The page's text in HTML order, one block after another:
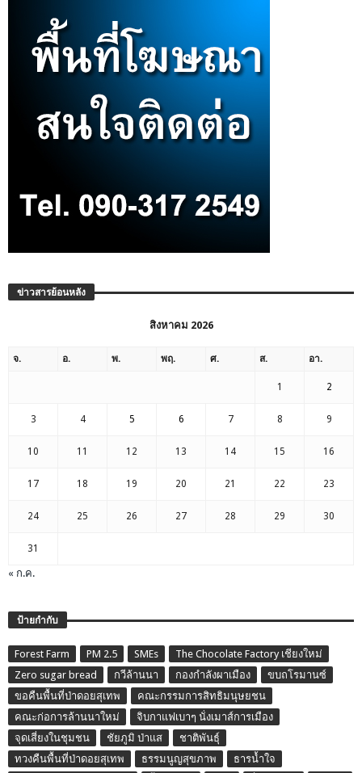
ข่าวสารย้อนหลัง
สิงหาคม 2026
จ. อ. พ. พฤ. ศ. ส. อา.
1 2
3 4 5 6 7 8 9
10 11 12 13 14 15 16
17 18 19 20 21 22 23
24 25 26 27 28 29 30
31
« ก.ค.
ป้ายกำกับ
Forest Farm PM 2.5 SMEs
The Chocolate Factory เชียงใหม่
Zero sugar bread
กวีล้านนา กองกำลังผาเมือง
ขบถโรมานซ์
ขอคืนพื้นที่ป่าดอยสุเทพ
คณะกรรมการสิทธิมนุษยชน
คณะก่อการล้านนาใหม่
จิบกาแฟเบาๆ นั่งเมาส์การเมือง
จุดเสี่ยงในชุมชน
ชัยภูมิ ป่าแส
ชาติพันธุ์
ทวงคืนพื้นที่ป่าดอยสุเทพ
ธรรมนูญสุขภาพ
ธารน้ำใจ